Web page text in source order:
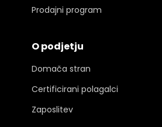
Prodajni program
O podjetju
Domača stran
Certificirani polagalci
Zaposlitev